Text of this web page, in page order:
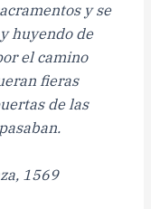
y se
huyendo de
el camino
fieras
de las
1569